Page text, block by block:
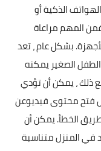
الذكية أو
المهم مراعاة
بشكل عام ، تعد
الصغير يمكنه
ذلك ، يمكن أن تؤدي
فتح محتوى فيديوعن
الخطأ. يمكن أن
في المنزل متناسبة